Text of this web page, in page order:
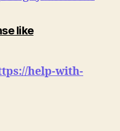
likesagt:
help-with-